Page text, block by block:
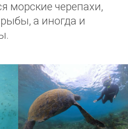
морские черепахи,
а иногда и